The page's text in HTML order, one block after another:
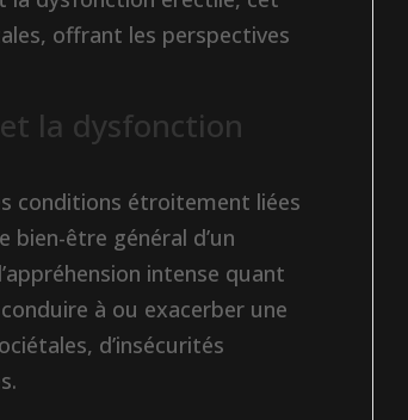
offrant les perspectives
la dysfonction
conditions étroitement liées
être général d’un
intense quant
à ou exacerber une
d’insécurités